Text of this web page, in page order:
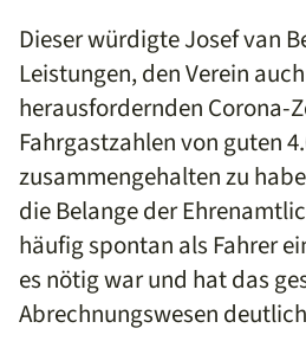
Dieser würdigte Josef van
Leistungen, den Verein
herausfordernden Corona-
Fahrgastzahlen von guten
zusammengehalten zu
die Belange der
häufig spontan als Fahrer
es nötig war und hat das
Abrechnungswesen